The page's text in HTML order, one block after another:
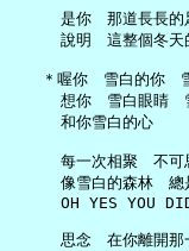
是你　那道長長的
說明　這整個冬天
＊喔你　雪白的你　
想你　雪白眼睛　
     和你雪白的心
每一次相聚　不可
像雪白的森林　總
OH YES YOU
思念　在你離開那